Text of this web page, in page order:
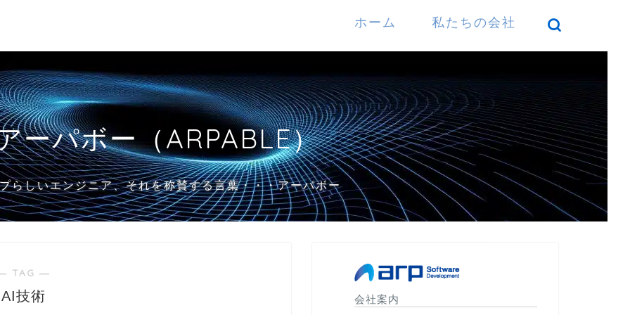
ホーム 私たちの会社
ーパボー（ARPABLE）
らしいエンジニア、それを称賛する言葉・・・アーパボー
TAG ―
AI技術
会社案内